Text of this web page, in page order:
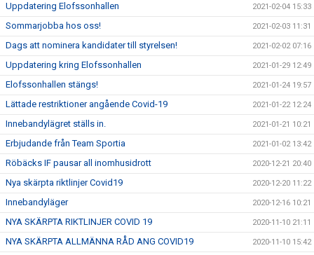
Uppdatering Elofssonhallen 2021-02-04 15:33
Sommarjobba hos oss! 2021-02-03 11:31
Dags att nominera kandidater till styrelsen! 2021-02-02 07:16
Uppdatering kring Elofssonhallen 2021-01-29 12:49
Elofssonhallen stängs! 2021-01-24 19:57
Lättade restriktioner angående Covid-19 2021-01-22 12:24
Innebandylägret ställs in. 2021-01-21 10:21
Erbjudande från Team Sportia 2021-01-02 13:42
Röbäcks IF pausar all inomhusidrott 2020-12-21 20:40
Nya skärpta riktlinjer Covid19 2020-12-20 11:22
Innebandyläger 2020-12-16 10:21
NYA SKÄRPTA RIKTLINJER COVID 19 2020-11-10 21:11
NYA SKÄRPTA ALLMÄNNA RÅD ANG COVID19 2020-11-10 15:42